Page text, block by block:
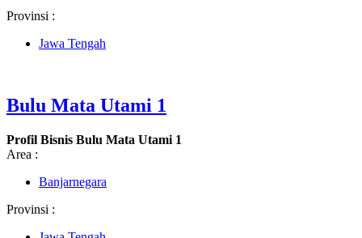
Provinsi :
Jawa Tengah
Bulu Mata Utami 1
Profil Bisnis Bulu Mata Utami 1
Area :
Banjarnegara
Provinsi :